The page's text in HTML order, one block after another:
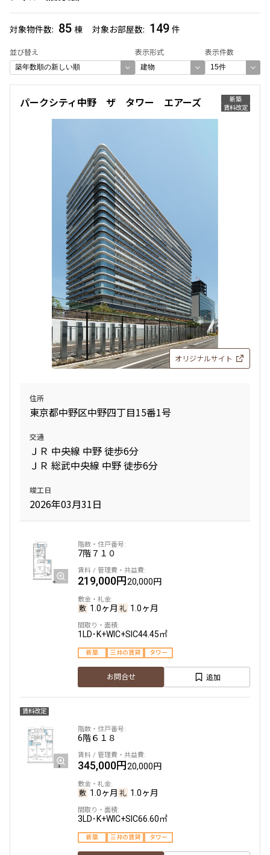
対象物件数 85 棟 対象お部屋数 149 件
並び替え 表示形式 表示件数
新築
賃料改定
パークシティ中野 ザ タワー エアーズ
オリジナルサイト
住所
東京都中野区中野四丁目15番1号
交通
ＪＲ 中央線 中野 徒歩6分
ＪＲ 総武中央線 中野 徒歩6分
竣工日
2026年03月31日
7階７１０
219,000円20,000円
1.0ヶ月 1.0ヶ月
1LD･K+WIC+SIC44.45㎡
新築 三井の賃貸 タワー
お問合せ 追加
賃料改定
6階６１８
345,000円20,000円
1.0ヶ月 1.0ヶ月
3LD･K+WIC+SIC66.60㎡
新築 三井の賃貸 タワー